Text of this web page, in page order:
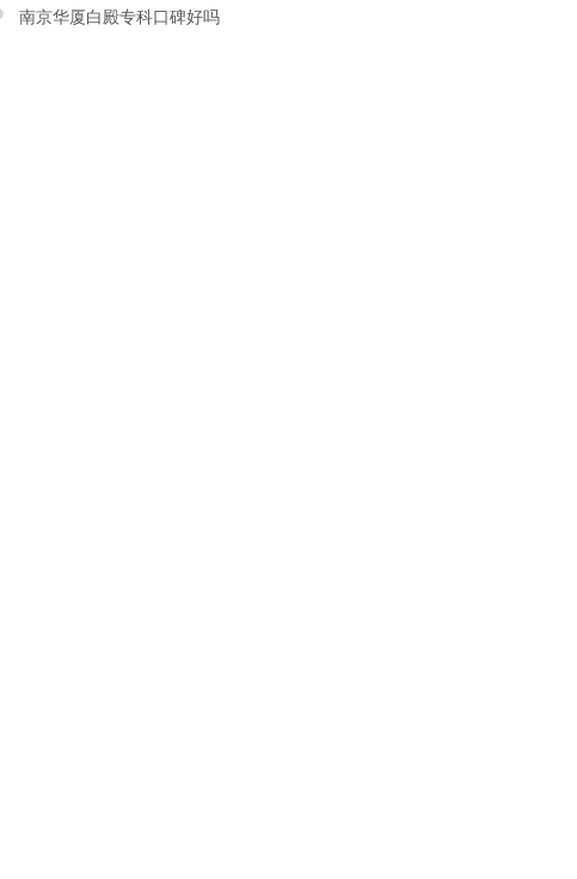
南京华厦白殿专科口碑好吗